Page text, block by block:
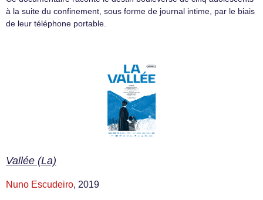
à la suite du confinement, sous forme de journal intime, par le biais
de leur téléphone portable.
Vallée (La)
Nuno Escudeiro, 2019